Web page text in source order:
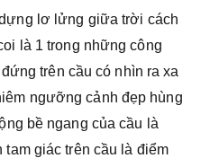
lơ lửng giữa trời cách
là 1 trong những công
trên cầu có nhìn ra xa
ngưỡng cảnh đẹp hùng
bề ngang của cầu là
giác trên cầu là điểm